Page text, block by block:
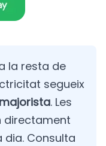
la resta de
segueix
. Les
directament
dia. Consulta